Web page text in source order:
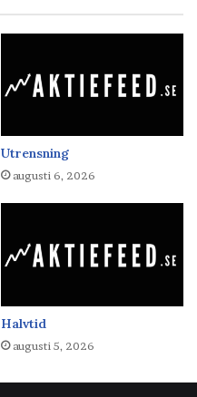
Utrensning
augusti 6, 2026
Halvtid
augusti 5, 2026